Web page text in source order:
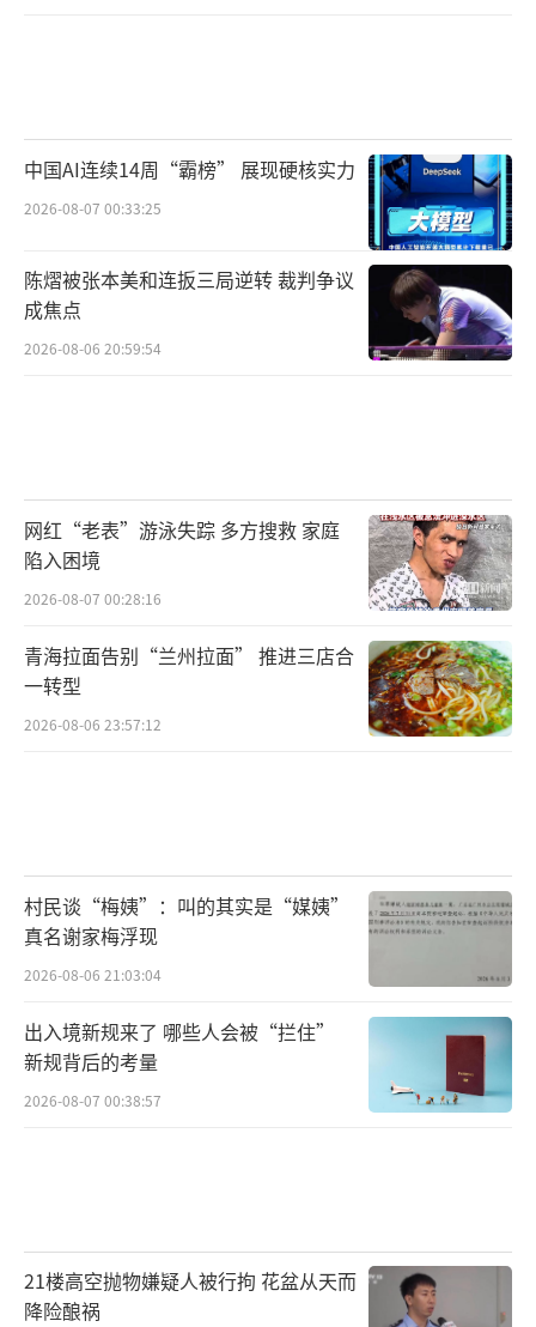
中国AI连续14周“霸榜” 展现硬核实力
2026-08-07 00:33:25
陈熠被张本美和连扳三局逆转 裁判争议
成焦点
2026-08-06 20:59:54
网红“老表”游泳失踪 多方搜救 家庭
陷入困境
2026-08-07 00:28:16
青海拉面告别“兰州拉面” 推进三店合
一转型
2026-08-06 23:57:12
村民谈“梅姨”：叫的其实是“媒姨”
真名谢家梅浮现
2026-08-06 21:03:04
出入境新规来了 哪些人会被“拦住”
新规背后的考量
2026-08-07 00:38:57
21楼高空抛物嫌疑人被行拘 花盆从天而
降险酿祸